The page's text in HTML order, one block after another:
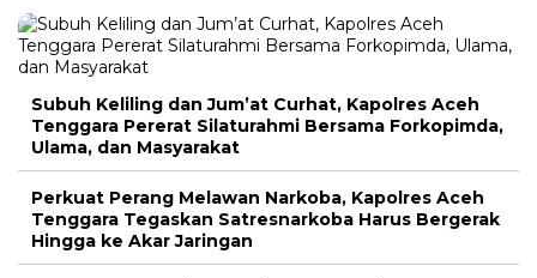
Subuh Keliling dan Jum’at Curhat, Kapolres Aceh
Tenggara Pererat Silaturahmi Bersama Forkopimda,
Ulama, dan Masyarakat
Perkuat Perang Melawan Narkoba, Kapolres Aceh
Tenggara Tegaskan Satresnarkoba Harus Bergerak
Hingga ke Akar Jaringan